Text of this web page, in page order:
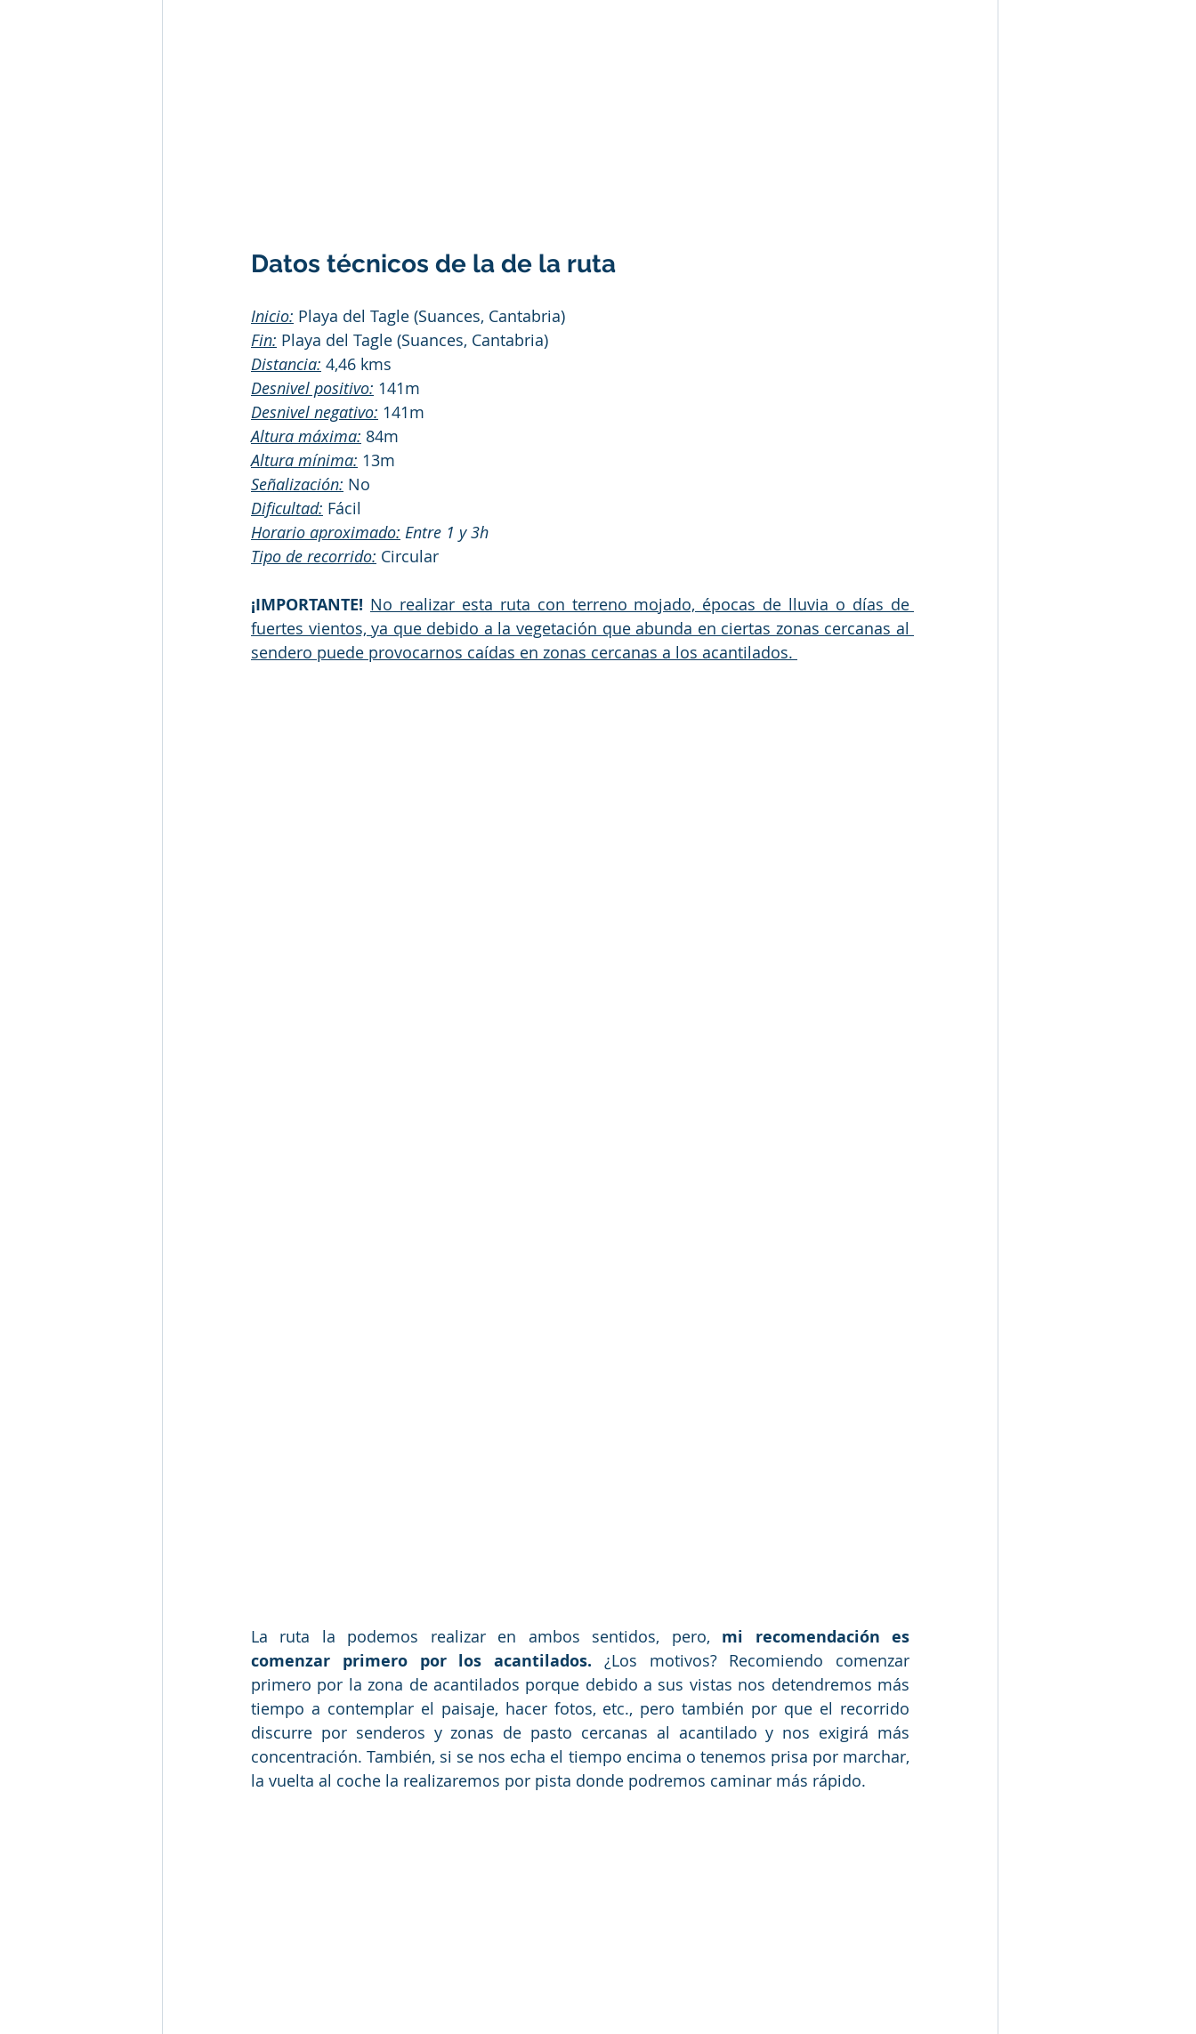
Datos técnicos de la de la ruta
Inicio: Playa del Tagle (Suances, Cantabria)
Fin: Playa del Tagle (Suances, Cantabria)
Distancia: 4,46 kms
Desnivel positivo: 141m
Desnivel negativo: 141m
Altura máxima: 84m
Altura mínima: 13m
Señalización: No
Dificultad: Fácil
Horario aproximado: Entre 1 y 3h
Tipo de recorrido: Circular
¡IMPORTANTE! No realizar esta ruta con terreno mojado, épocas de lluvia o días de
fuertes vientos, ya que debido a la vegetación que abunda en ciertas zonas cercanas al
sendero puede provocarnos caídas en zonas cercanas a los acantilados.
La ruta la podemos realizar en ambos sentidos, pero, mi recomendación es
comenzar primero por los acantilados. ¿Los motivos? Recomiendo comenzar
primero por la zona de acantilados porque debido a sus vistas nos detendremos más
tiempo a contemplar el paisaje, hacer fotos, etc., pero también por que el recorrido
discurre por senderos y zonas de pasto cercanas al acantilado y nos exigirá más
concentración. También, si se nos echa el tiempo encima o tenemos prisa por marchar,
la vuelta al coche la realizaremos por pista donde podremos caminar más rápido.